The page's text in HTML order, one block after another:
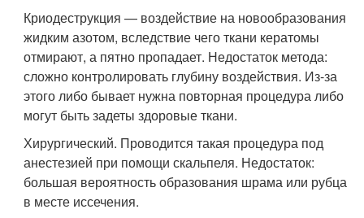
Криодеструкция — воздействие на новообразования
жидким азотом, вследствие чего ткани кератомы
отмирают, а пятно пропадает. Недостаток метода:
сложно контролировать глубину воздействия. Из-за
этого либо бывает нужна повторная процедура либо
могут быть задеты здоровые ткани.
Хирургический. Проводится такая процедура под
анестезией при помощи скальпеля. Недостаток:
большая вероятность образования шрама или рубца
в месте иссечения.